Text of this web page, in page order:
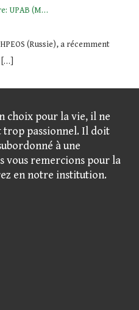
UPAB (M…
(Russie), a récemment
[…]
choix pour la vie, il ne
trop passionnel. Il doit
à une
vous remercions pour la
en notre institution.